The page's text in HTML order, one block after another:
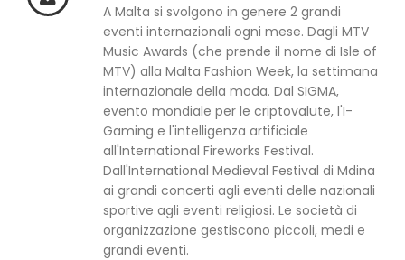
A Malta si svolgono in genere 2 grandi
eventi internazionali ogni mese. Dagli MTV
Music Awards (che prende il nome di Isle of
MTV) alla Malta Fashion Week, la settimana
internazionale della moda. Dal SIGMA,
evento mondiale per le criptovalute, l'I-
Gaming e l'intelligenza artificiale
all'International Fireworks Festival.
Dall'International Medieval Festival di Mdina
ai grandi concerti agli eventi delle nazionali
sportive agli eventi religiosi. Le società di
organizzazione gestiscono piccoli, medi e
grandi eventi.